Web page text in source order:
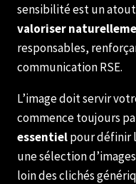
sensibilité est un
valoriser
responsables,
communication RSE.
L’image doit servir
commence toujours
essentielpour définir
une sélection d’images
loin des clichés